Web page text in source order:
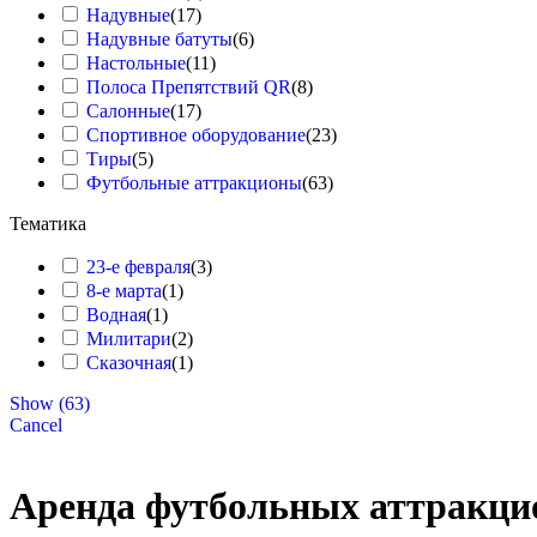
8 Марта
Русский богатырь
9 Мая
QuestRace
23 Февраля
Масленица
Надувные(17)
Надувные батуты(6)
Настольные(11)
Полоса Препятствий QR(8)
Салонные(17)
Спортивное оборудование(23)
Тиры(5)
Футбольные аттракционы(63)
Тематика
23-е февраля(3)
8-е марта(1)
Водная(1)
Милитари(2)
Сказочная(1)
Show (63)
Cancel
Аренда футбольных